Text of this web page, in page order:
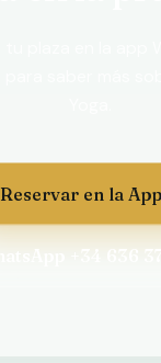
Reservar en la App